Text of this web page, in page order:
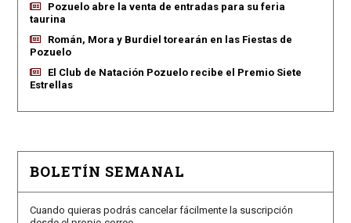
Pozuelo abre la venta de entradas para su feria
taurina
Román, Mora y Burdiel torearán en las Fiestas de
Pozuelo
El Club de Natación Pozuelo recibe el Premio Siete
Estrellas
BOLETÍN SEMANAL
Cuando quieras podrás cancelar fácilmente la suscripción